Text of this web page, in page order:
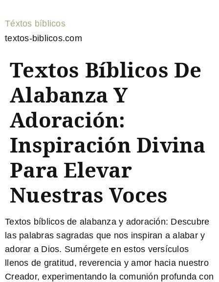
Téxtos bíblicos
textos-biblicos.com
Textos Bíblicos De
Alabanza Y
Adoración:
Inspiración Divina
Para Elevar
Nuestras Voces
Textos bíblicos de alabanza y adoración: Descubre
las palabras sagradas que nos inspiran a alabar y
adorar a Dios. Sumérgete en estos versículos
llenos de gratitud, reverencia y amor hacia nuestro
Creador, experimentando la comunión profunda con